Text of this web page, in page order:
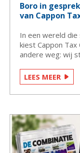
Boro in
van Cappon
In een wereld
kiest Cappon
andere weg: wij
LEES MEER